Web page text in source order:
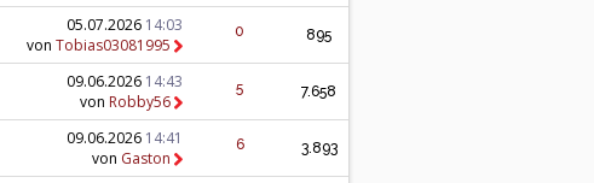
05.07.2026 14:03
von Tobias03081995
0 895
09.06.2026 14:43
von Robby56
5 7.658
09.06.2026 14:41
von Gaston
6 3.893